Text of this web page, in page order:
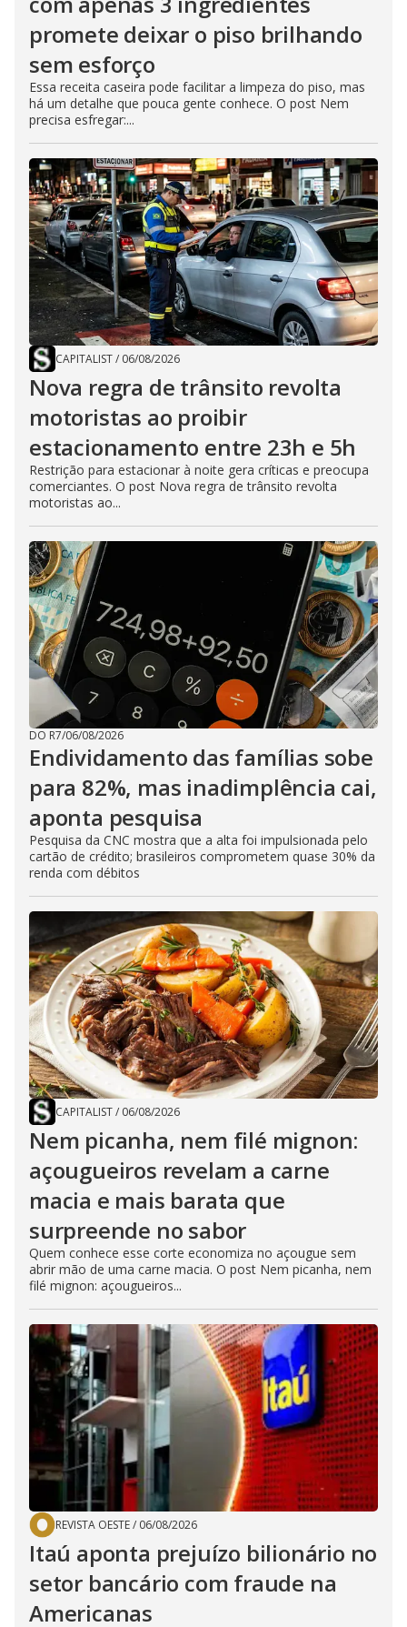
promete deixar o piso brilhando
sem esforço
Essa receita caseira pode facilitar a limpeza do piso, mas
há um detalhe que pouca gente conhece. O post Nem
precisa esfregar:...
CAPITALIST/ 06/08/2026
Nova regra de trânsito revolta
motoristas ao proibir
estacionamento entre 23h e 5h
Restrição para estacionar à noite gera críticas e preocupa
comerciantes. O post Nova regra de trânsito revolta
motoristas ao...
DO R7/06/08/2026
Endividamento das famílias sobe
para 82%, mas inadimplência cai,
aponta pesquisa
Pesquisa da CNC mostra que a alta foi impulsionada pelo
cartão de crédito; brasileiros comprometem quase 30% da
renda com débitos
CAPITALIST/ 06/08/2026
Nem picanha, nem filé mignon:
açougueiros revelam a carne
macia e mais barata que
surpreende no sabor
Quem conhece esse corte economiza no açougue sem
abrir mão de uma carne macia. O post Nem picanha, nem
filé mignon: açougueiros...
REVISTA OESTE/ 06/08/2026
Itaú aponta prejuízo bilionário no
setor bancário com fraude na
Americanas